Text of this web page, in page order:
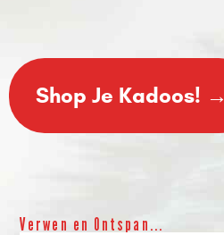
Shop Je Kadoos! →
Verwen en Ontspan...